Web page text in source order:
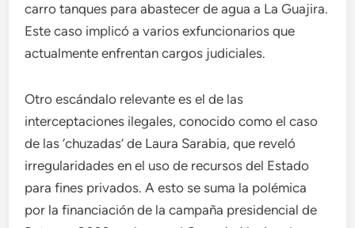
carro tanques para abastecer de agua a La Guajira.
Este caso implicó a varios exfuncionarios que
actualmente enfrentan cargos judiciales.
Otro escándalo relevante es el de las
interceptaciones ilegales, conocido como el caso
de las ‘chuzadas’ de Laura Sarabia, que reveló
irregularidades en el uso de recursos del Estado
para fines privados. A esto se suma la polémica
por la financiación de la campaña presidencial de